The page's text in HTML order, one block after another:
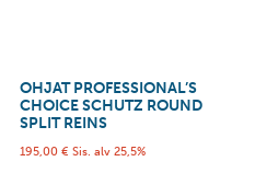
OHJAT PROFESSIONAL’S
CHOICE SCHUTZ ROUND
SPLIT REINS
195,00 € Sis. alv 25,5%